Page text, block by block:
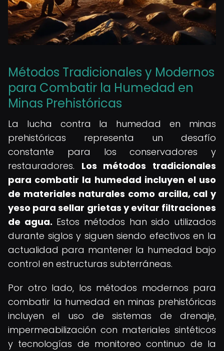
Métodos Tradicionales y Modernos
para Combatir la Humedad en
Minas Prehistóricas
La lucha contra la humedad en minas
prehistóricas representa un desafío
constante para los conservadores y
restauradores. Los métodos tradicionales
para combatir la humedad incluyen el uso
de materiales naturales como arcilla, cal y
yeso para sellar grietas y evitar filtraciones
de agua. Estos métodos han sido utilizados
durante siglos y siguen siendo efectivos en la
actualidad para mantener la humedad bajo
control en estructuras subterráneas.
Por otro lado, los métodos modernos para
combatir la humedad en minas prehistóricas
incluyen el uso de sistemas de drenaje,
impermeabilización con materiales sintéticos
y tecnologías de monitoreo continuo de la